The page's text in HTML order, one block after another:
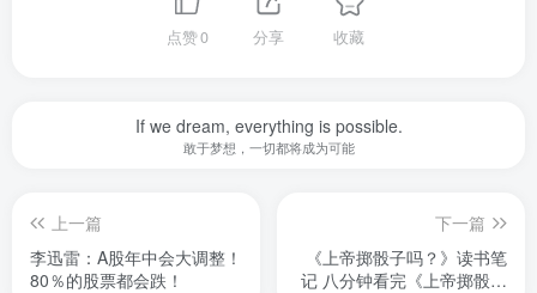
点赞0 分享 收藏
If we dream, everything is possible.
敢于梦想，一切都将成为可能
上一篇
李迅雷：A股年中会大调整！
80％的股票都会跌！
下一篇
《上帝掷骰子吗？》读书笔
记 八分钟看完《上帝掷骰子